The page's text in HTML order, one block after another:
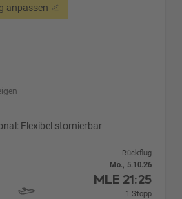
anpassen
Flexibel stornierbar
Rückflug
Mo., 5.10.26
MLE 21:25
1 Stopp